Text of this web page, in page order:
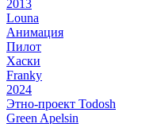
2013
Louna
Анимация
Пилот
Хаски
Franky
2024
Этно-проект Todosh
Green Apelsin